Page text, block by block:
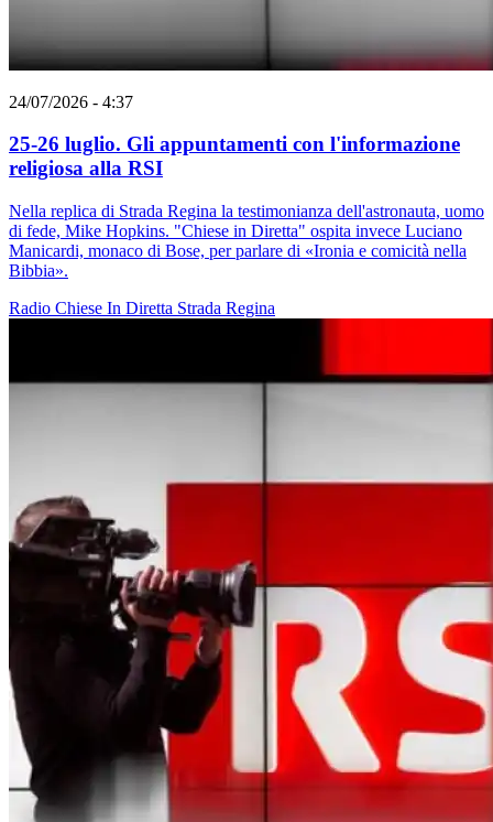
24/07/2026 - 4:37
25-26 luglio. Gli appuntamenti con l'informazione
religiosa alla RSI
Nella replica di Strada Regina la testimonianza dell'astronauta, uomo
di fede, Mike Hopkins. "Chiese in Diretta" ospita invece Luciano
Manicardi, monaco di Bose, per parlare di «Ironia e comicità nella
Bibbia».
Radio Chiese In Diretta Strada Regina